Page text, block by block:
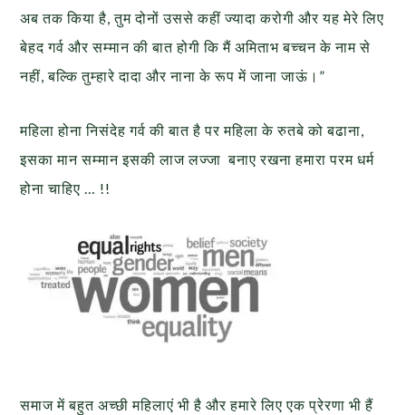
अब तक किया है, तुम दोनों उससे कहीं ज्यादा करोगी और यह मेरे लिए
बेहद गर्व और सम्मान की बात होगी कि मैं अमिताभ बच्चन के नाम से
नहीं, बल्कि तुम्हारे दादा और नाना के रूप में जाना जाऊं।”
महिला होना निसंदेह गर्व की बात है पर महिला के रुतबे को बढाना,
इसका मान सम्मान इसकी लाज लज्जा बनाए रखना हमारा परम धर्म
होना चाहिए … !!
समाज में बहुत अच्छी महिलाएं भी है और हमारे लिए एक प्रेरणा भी हैं